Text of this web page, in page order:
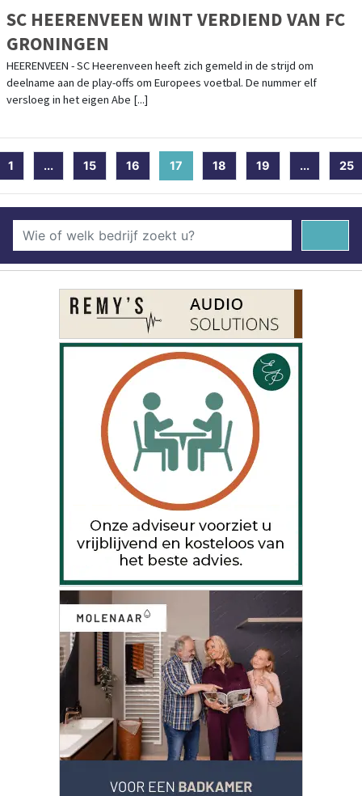
SC HEERENVEEN WINT VERDIEND VAN FC
GRONINGEN
HEERENVEEN - SC Heerenveen heeft zich gemeld in de strijd om
deelname aan de play-offs om Europees voetbal. De nummer elf
versloeg in het eigen Abe [...]
1 ... 15 16 17 (current)
18 19 ... 25